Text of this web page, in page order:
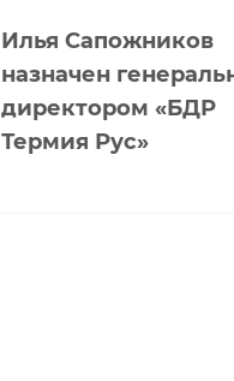
Илья Сапожников
назначен
директором «БДР
Термия Рус»